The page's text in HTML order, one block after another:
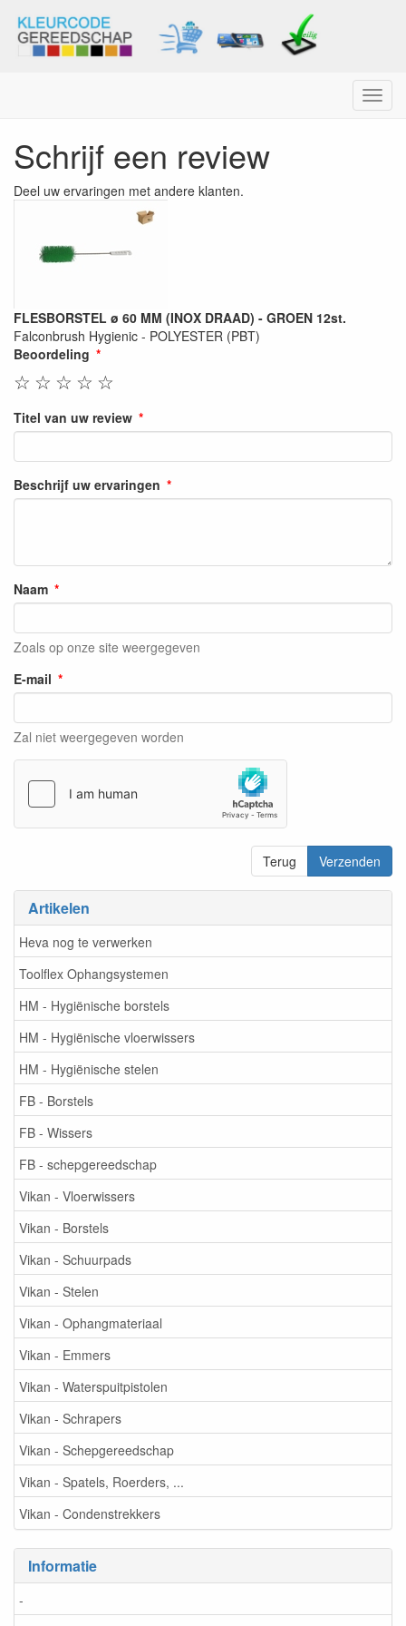
Menu
Artikelen
Heva nog te verwerken
Toolflex Ophangsystemen
HM - Hygiënische borstels
HM - Hygiënische vloerwissers
HM - Hygiënische stelen
FB - Borstels
FB - Wissers
FB - schepgereedschap
Vikan - Vloerwissers
Vikan - Borstels
Vikan - Schuurpads
Vikan - Stelen
Vikan - Ophangmateriaal
Vikan - Emmers
Vikan - Waterspuitpistolen
Vikan - Schrapers
Vikan - Schepgereedschap
Vikan - Spatels, Roerders, ...
Vikan - Condenstrekkers
Informatie
-
Schrijf een review
Deel uw ervaringen met andere klanten.
FLESBORSTEL ø 60 MM (INOX DRAAD) - GROEN 12st.
Falconbrush Hygienic - POLYESTER (PBT)
Beoordeling
☆
☆
☆
☆
☆
Titel van uw review
Beschrijf uw ervaringen
Naam
Zoals op onze site weergegeven
E-mail
Zal niet weergegeven worden
Terug Verzenden